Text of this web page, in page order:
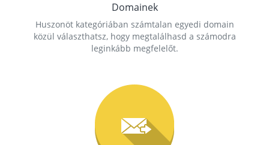
Domainek
Huszonöt kategóriában számtalan egyedi domain
közül választhatsz, hogy megtalálhasd a számodra
leginkább megfelelőt.